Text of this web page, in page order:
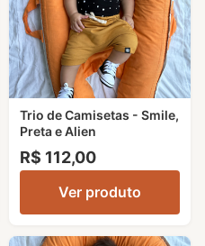
Trio de Camisetas - Smile,
Preta e Alien
R$ 112,00
Ver produto